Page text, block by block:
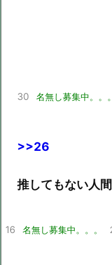
30 名無し募集中。。。
>>26
推してもない人
16 名無し募集中。。。